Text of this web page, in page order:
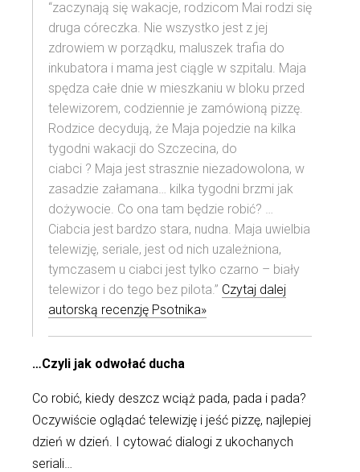
“zaczynają się wakacje, rodzicom Mai rodzi się
druga córeczka. Nie wszystko jest z jej
zdrowiem w porządku, maluszek trafia do
inkubatora i mama jest ciągle w szpitalu. Maja
spędza całe dnie w mieszkaniu w bloku przed
telewizorem, codziennie je zamówioną pizzę.
Rodzice decydują, że Maja pojedzie na kilka
tygodni wakacji do Szczecina, do
ciabci ? Maja jest strasznie niezadowolona, w
zasadzie załamana… kilka tygodni brzmi jak
dożywocie. Co ona tam będzie robić? …
Ciabcia jest bardzo stara, nudna. Maja uwielbia
telewizję, seriale, jest od nich uzależniona,
tymczasem u ciabci jest tylko czarno – biały
telewizor i do tego bez pilota.” Czytaj dalej
autorską recenzję Psotnika»
…Czyli jak odwołać ducha
Co robić, kiedy deszcz wciąż pada, pada i pada?
Oczywiście oglądać telewizję i jeść pizzę, najlepiej
dzień w dzień. I cytować dialogi z ukochanych
seriali…